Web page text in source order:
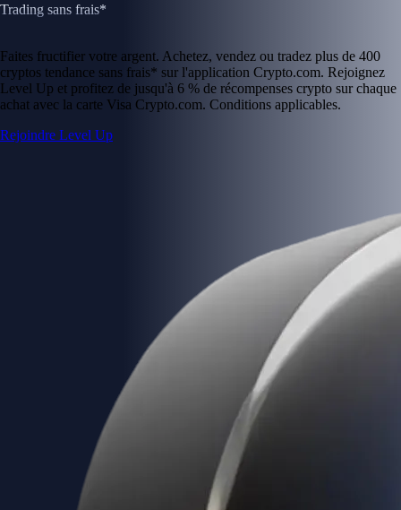
Trading sans frais*
Faites fructifier votre argent. Achetez, vendez ou tradez plus de 400
cryptos tendance sans frais* sur l'application Crypto.com. Rejoignez
Level Up et profitez de jusqu'à 6 % de récompenses crypto sur chaque
achat avec la carte Visa Crypto.com. Conditions applicables.
Rejoindre Level Up